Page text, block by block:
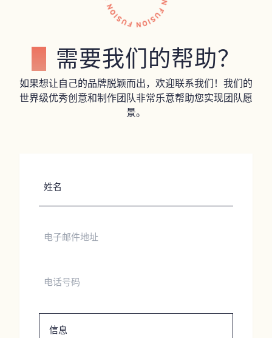
需要我们的帮助？
如果想让自己的品牌脱颖而出，欢迎联系我们！我们的
世界级优秀创意和制作团队非常乐意帮助您实现团队愿
景。
名